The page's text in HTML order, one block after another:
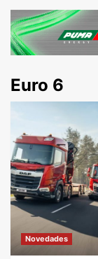
Euro 6
Novedades